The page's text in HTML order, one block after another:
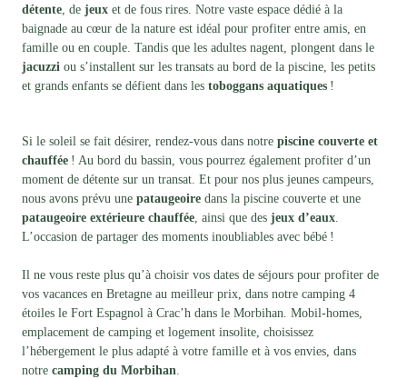
détente , de jeux et de fous rires. Notre vaste espace dédié à la
baignade au cœur de la nature est idéal pour profiter entre amis, en
famille ou en couple. Tandis que les adultes nagent, plongent dans le
jacuzzi ou s’installent sur les transats au bord de la piscine, les petits
et grands enfants se défient dans les toboggans aquatiques !
Si le soleil se fait désirer, rendez-vous dans notre piscine couverte et
chauffée ! Au bord du bassin, vous pourrez également profiter d’un
moment de détente sur un transat. Et pour nos plus jeunes campeurs,
nous avons prévu une pataugeoire dans la piscine couverte et une
pataugeoire extérieure chauffée , ainsi que des jeux d’eaux
L’occasion de partager des moments inoubliables avec bébé !
Il ne vous reste plus qu’à choisir vos dates de séjours pour profiter de
vos vacances en Bretagne au meilleur prix, dans notre camping 4
étoiles le Fort Espagnol à Crac’h dans le Morbihan. Mobil-homes,
emplacement de camping et logement insolite, choisissez
l’hébergement le plus adapté à votre famille et à vos envies, dans
notre camping du Morbihan.